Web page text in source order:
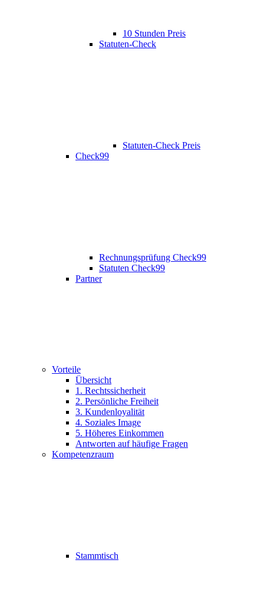
10 Stunden Preis
Statuten-Check
Statuten-Check Preis
Check99
Rechnungsprüfung Check99
Statuten Check99
Partner
Vorteile
Übersicht
1. Rechtssicherheit
2. Persönliche Freiheit
3. Kundenloyalität
4. Soziales Image
5. Höheres Einkommen
Antworten auf häufige Fragen
Kompetenzraum
Stammtisch